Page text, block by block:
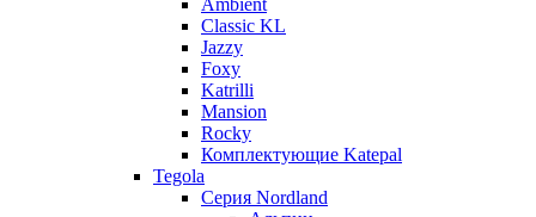
Classic KL
Jazzy
Foxy
Katrilli
Mansion
Rocky
Комплектующие Katepal
Tegola
Серия Nordland